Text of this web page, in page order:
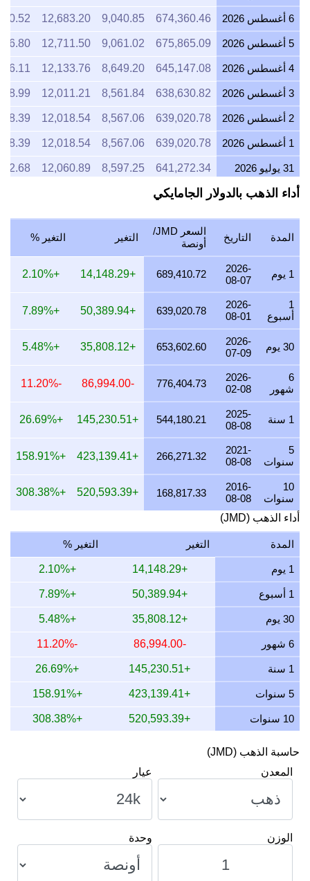
6 أغسطس 2026 674,360.46
9,040.85
12,683.20
5 أغسطس 2026 675,865.09
9,061.02
12,711.50
4 أغسطس 2026 645,147.08
8,649.20
12,133.76
3 أغسطس 2026 638,630.82
8,561.84
12,011.21
2 أغسطس 2026 639,020.78
8,567.06
12,018.54
1 أغسطس 2026 639,020.78
8,567.06
12,018.54
31 يوليو 2026 641,272.34
8,597.25
12,060.89
30 يوليو 2026 648,270.79
29 يوليو 2026 639,786.98
8,577.34
12,032.95
28 يوليو 2026 638,485.04
8,559.88
12,008.47
27 يوليو 2026 645,816.56
8,658.17
12,146.36
26 يوليو 2026 642,358.47
8,611.81
25 يوليو 2026 642,358.47
8,611.81
12,081.32
24 يوليو 2026 644,570.10
8,641.46
12,122.91
23 يوليو 2026 641,416.70
8,599.19
22 يوليو 2026 658,479.56
21 يوليو 2026 644,343.90
8,638.43
12,118.66
20 يوليو 2026 634,030.25
8,500.16
19 يوليو 2026
18 يوليو 2026 635,416.06
8,518.74
11,950.75
17 يوليو 2026
16 يوليو 2026 631,853.75
11,883.75
15 يوليو 2026 644,244.33
8,637.09
12,116.79
14 يوليو 2026 644,637.93
8,642.37
12,124.19
13 يوليو 2026 636,306.44
8,530.67
11,967.49
12 يوليو 2026 650,891.40
8,726.21
12,241.80
11 يوليو 2026 650,891.40
8,726.21
12,241.80
10 يوليو 2026 647,741.79
8,683.98
12,182.57
أداء الذهب بالدولار الجامايكي
المدة التاريخ
السعر JMD/
أونصة
التغير التغير %
1 يوم
2026-
08-07
689,410.72
+14,148.29
+2.10%
1
أسبوع
2026-
08-01
639,020.78
+50,389.94
+7.89%
30 يوم
2026-
07-09
653,602.60
+35,808.12
+5.48%
6
شهور
2026-
02-08
776,404.73
-86,994.00
-11.20%
1 سنة
2025-
08-08
544,180.21
+145,230.51
+26.69%
5
سنوات
2021-
08-08
266,271.32
+423,139.41
+158.91%
10
سنوات
2016-
08-08
168,817.33
+520,593.39
+308.38%
أداء الذهب (JMD)
المدة التغير التغير %
1 يوم +14,148.29
+2.10%
1 أسبوع +50,389.94
+7.89%
30 يوم +35,808.12
+5.48%
6 شهور -86,994.00
-11.20%
1 سنة +145,230.51
+26.69%
5 سنوات +423,139.41
+158.91%
10 سنوات +520,593.39
+308.38%
حاسبة الذهب (JMD)
المعدن
عيار
الوزن وحدة